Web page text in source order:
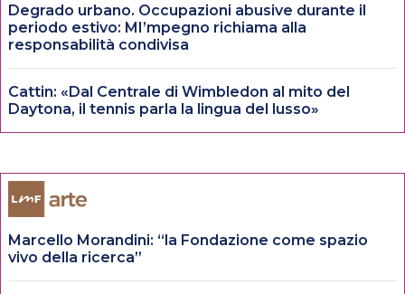
Degrado urbano. Occupazioni abusive durante il
periodo estivo: MI’mpegno richiama alla
responsabilità condivisa
Cattin: «Dal Centrale di Wimbledon al mito del
Daytona, il tennis parla la lingua del lusso»
Marcello Morandini: “la Fondazione come spazio
vivo della ricerca”